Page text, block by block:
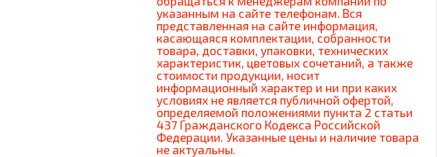
указанным на сайте телефонам. Вся
представленная на сайте информация,
касающаяся комплектации, собранности
товара, доставки, упаковки, технических
характеристик, цветовых сочетаний, а также
стоимости продукции, носит
информационный характер и ни при каких
условиях не является публичной офертой,
определяемой положениями пункта 2 статьи
437 Гражданского Кодекса Российской
Федерации. Указанные цены и наличие товара
не актуальны.